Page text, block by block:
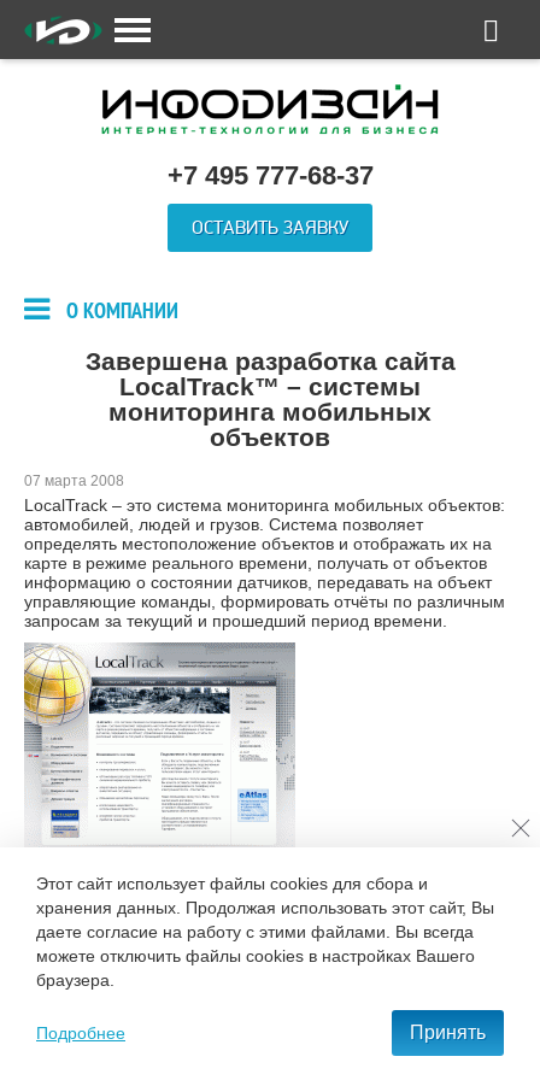
+7 495 777-68-37
ОСТАВИТЬ ЗАЯВКУ
О КОМПАНИИ
Завершена разработка сайта
LocalTrack™ – системы
мониторинга мобильных
объектов
07 марта 2008
LocalTrack – это система мониторинга мобильных объектов:
автомобилей, людей и грузов. Система позволяет
определять местоположение объектов и отображать их на
карте в режиме реального времени, получать от объектов
информацию о состоянии датчиков, передавать на объект
управляющие команды, формировать отчёты по различным
запросам за текущий и прошедший период времени.
Вернуться к списку новостей
С нами удобно и приятно работать!
Этот сайт использует файлы cookies для сбора и
хранения данных. Продолжая использовать этот сайт, Вы
даете согласие на работу с этими файлами. Вы всегда
можете отключить файлы cookies в настройках Вашего
браузера.
Подробнее Принять